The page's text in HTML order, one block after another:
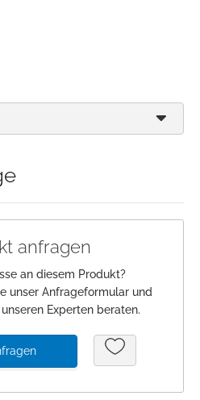
anfragen
an diesem Produkt?
unser Anfrageformular und
Experten beraten.